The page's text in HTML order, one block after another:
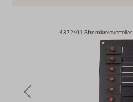
4372*01 Stromkreisverteiler